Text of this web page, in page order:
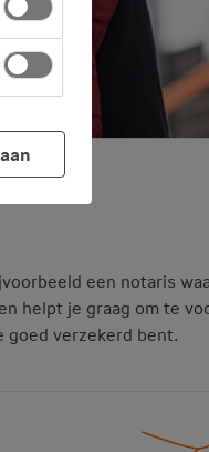
een notaris
helpt je graag om te
goed verzekerd bent.